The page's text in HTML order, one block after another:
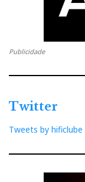
Publicidade
Twitter
Tweets by hificlube